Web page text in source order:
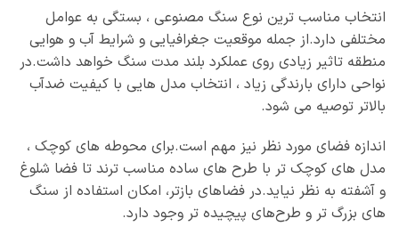
انتخاب مناسب‌ ترین نوع سنگ مصنوعی ، بستگی به عوامل
مختلفی دارد.از جمله موقعیت جغرافیایی و شرایط آب و هوایی
منطقه تاثیر زیادی روی عملکرد بلند مدت سنگ خواهد داشت.در
نواحی دارای بارندگی زیاد ، انتخاب مدل‌ هایی با کیفیت ضدآب
بالاتر توصیه می‌ شود.
اندازه فضای مورد نظر نیز مهم است.برای محوطه‌ های کوچک ،
مدل‌ های کوچک‌ تر با طرح‌ های ساده مناسب‌ ترند تا فضا شلوغ
و آشفته به نظر نیاید.در فضاهای بازتر، امکان استفاده از سنگ‌
های بزرگ‌ تر و طرح‌های پیچیده‌ تر وجود دارد.